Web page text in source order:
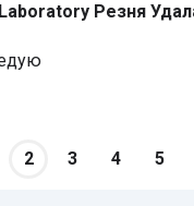
Резня
2 3 4 5